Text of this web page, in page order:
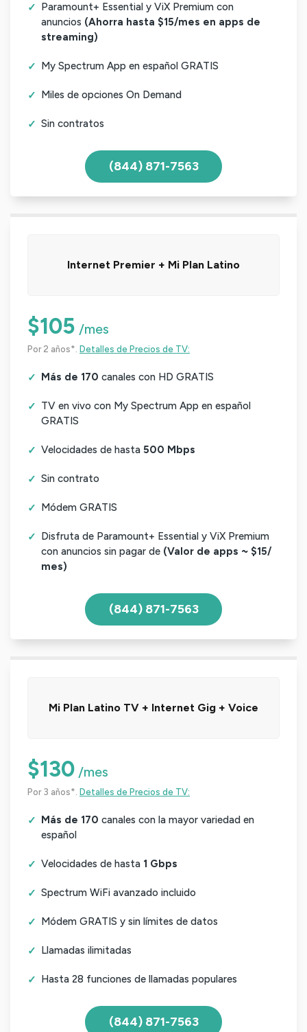
Paramount+ Essential y ViX Premium con
anuncios (Ahorra hasta $15/mes en apps de
streaming)
My Spectrum App en español GRATIS
Miles de opciones On Demand
Sin contratos
(844) 871-7563
Internet Premier + Mi Plan Latino
$105 /mes
Por 2 años*. Detalles de Precios de TV:
Más de 170 canales con HD GRATIS
TV en vivo con My Spectrum App en español
GRATIS
Velocidades de hasta 500 Mbps
Sin contrato
Módem GRATIS
Disfruta de Paramount+ Essential y ViX Premium
con anuncios sin pagar de (Valor de apps ~ $15/
mes)
(844) 871-7563
Mi Plan Latino TV + Internet Gig + Voice
$130 /mes
Por 3 años*. Detalles de Precios de TV:
Más de 170 canales con la mayor variedad en
español
Velocidades de hasta 1 Gbps
Spectrum WiFi avanzado incluido
Módem GRATIS y sin límites de datos
Llamadas ilimitadas
Hasta 28 funciones de llamadas populares
(844) 871-7563